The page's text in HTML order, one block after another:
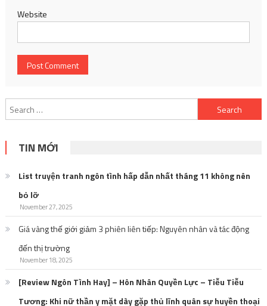
Website
Search
for:
TIN MỚI
List truyện tranh ngôn tình hấp dẫn nhất tháng 11 không nên
bỏ lỡ
November 27, 2025
Giá vàng thế giới giảm 3 phiên liên tiếp: Nguyên nhân và tác động
đến thị trường
November 18, 2025
[Review Ngôn Tình Hay] – Hôn Nhân Quyền Lực – Tiễu Tiễu
Tương: Khi nữ thần y mặt dày gặp thủ lĩnh quân sự huyền thoại